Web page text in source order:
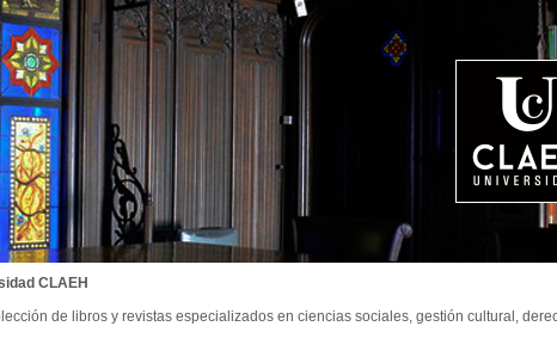
CLAEH
de libros y revistas especializados en ciencias sociales, gestión cultural,